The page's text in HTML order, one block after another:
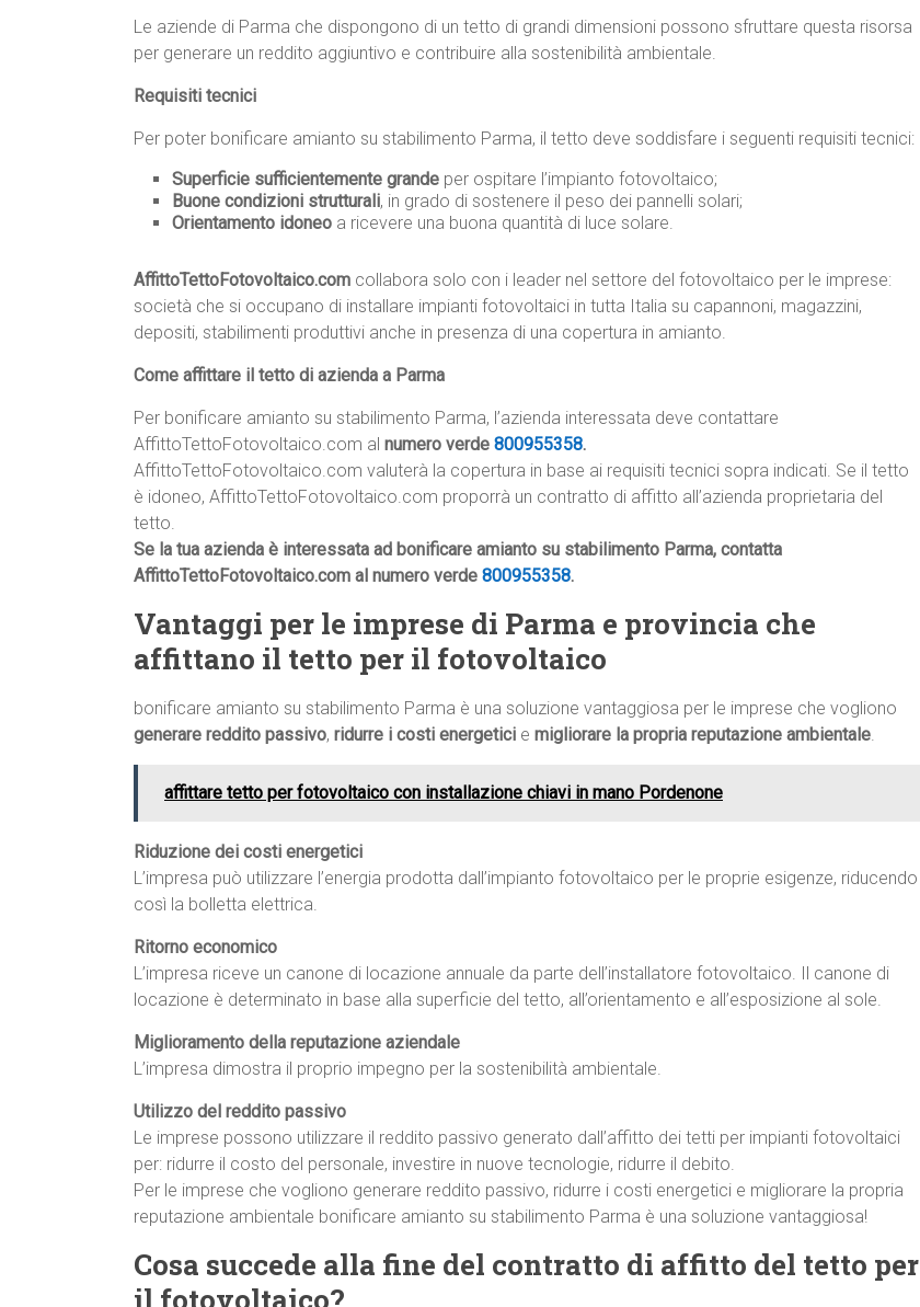
Le aziende di Parma che dispongono di un tetto di grandi dimensioni possono sfruttare questa risorsa
per generare un reddito aggiuntivo e contribuire alla sostenibilità ambientale.
Requisiti tecnici
Per poter bonificare amianto su stabilimento Parma, il tetto deve soddisfare i seguenti requisiti tecnici:
Superficie sufficientemente grande per ospitare l’impianto fotovoltaico;
Buone condizioni strutturali, in grado di sostenere il peso dei pannelli solari;
Orientamento idoneo a ricevere una buona quantità di luce solare.
AffittoTettoFotovoltaico.com collabora solo con i leader nel settore del fotovoltaico per le imprese:
società che si occupano di installare impianti fotovoltaici in tutta Italia su capannoni, magazzini,
depositi, stabilimenti produttivi anche in presenza di una copertura in amianto.
Come affittare il tetto di azienda a Parma
Per bonificare amianto su stabilimento Parma, l’azienda interessata deve contattare
AffittoTettoFotovoltaico.com al numero verde 800955358.
AffittoTettoFotovoltaico.com valuterà la copertura in base ai requisiti tecnici sopra indicati. Se il tetto
è idoneo, AffittoTettoFotovoltaico.com proporrà un contratto di affitto all’azienda proprietaria del
tetto.
Se la tua azienda è interessata ad bonificare amianto su stabilimento Parma, contatta
AffittoTettoFotovoltaico.com al numero verde 800955358.
Vantaggi per le imprese di Parma e provincia che
affittano il tetto per il fotovoltaico
bonificare amianto su stabilimento Parma è una soluzione vantaggiosa per le imprese che vogliono
generare reddito passivo, ridurre i costi energetici e migliorare la propria reputazione ambientale.
affittare tetto per fotovoltaico con installazione chiavi in mano Pordenone
Riduzione dei costi energetici
L’impresa può utilizzare l’energia prodotta dall’impianto fotovoltaico per le proprie esigenze, riducendo
così la bolletta elettrica.
Ritorno economico
L’impresa riceve un canone di locazione annuale da parte dell’installatore fotovoltaico. Il canone di
locazione è determinato in base alla superficie del tetto, all’orientamento e all’esposizione al sole.
Miglioramento della reputazione aziendale
L’impresa dimostra il proprio impegno per la sostenibilità ambientale.
Utilizzo del reddito passivo
Le imprese possono utilizzare il reddito passivo generato dall’affitto dei tetti per impianti fotovoltaici
per: ridurre il costo del personale, investire in nuove tecnologie, ridurre il debito.
Per le imprese che vogliono generare reddito passivo, ridurre i costi energetici e migliorare la propria
reputazione ambientale bonificare amianto su stabilimento Parma è una soluzione vantaggiosa!
Cosa succede alla fine del contratto di affitto del tetto per
il fotovoltaico?